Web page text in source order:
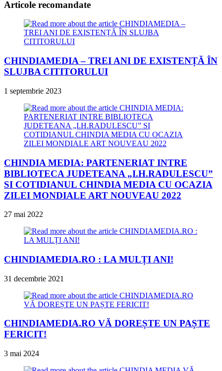
Articole recomandate
CHINDIAMEDIA – TREI ANI DE EXISTENȚĂ ÎN
SLUJBA CITITORULUI
1 septembrie 2023
CHINDIA MEDIA: PARTENERIAT INTRE
BIBLIOTECA JUDETEANA „I.H.RADULESCU”
SI COTIDIANUL CHINDIA MEDIA CU OCAZIA
ZILEI MONDIALE ART NOUVEAU 2022
27 mai 2022
CHINDIAMEDIA.RO : LA MULȚI ANI!
31 decembrie 2021
CHINDIAMEDIA.RO VĂ DOREȘTE UN PAȘTE
FERICIT!
3 mai 2024